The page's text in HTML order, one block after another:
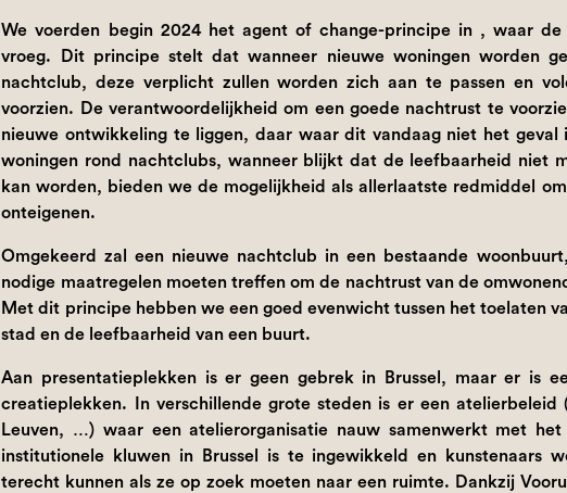
We voerden begin 2024 het agent of change-principe in , waar
vroeg. Dit principe stelt dat wanneer nieuwe woningen worden
nachtclub, deze verplicht zullen worden zich aan te passen en
voorzien. De verantwoordelijkheid om een goede nachtrust te
nieuwe ontwikkeling te liggen, daar waar dit vandaag niet het geval
woningen rond nachtclubs, wanneer blijkt dat de leefbaarheid niet
kan worden, bieden we de mogelijkheid als allerlaatste redmiddel
onteigenen.
Omgekeerd zal een nieuwe nachtclub in een bestaande
nodige maatregelen moeten treffen om de nachtrust van de
Met dit principe hebben we een goed evenwicht tussen het toelaten
stad en de leefbaarheid van een buurt.
Aan presentatieplekken is er geen gebrek in Brussel, maar er is
creatieplekken. In verschillende grote steden is er een atelierbeleid
Leuven, …) waar een atelierorganisatie nauw samenwerkt met het
institutionele kluwen in Brussel is te ingewikkeld en kunstenaars
terecht kunnen als ze op zoek moeten naar een ruimte. Dankzij